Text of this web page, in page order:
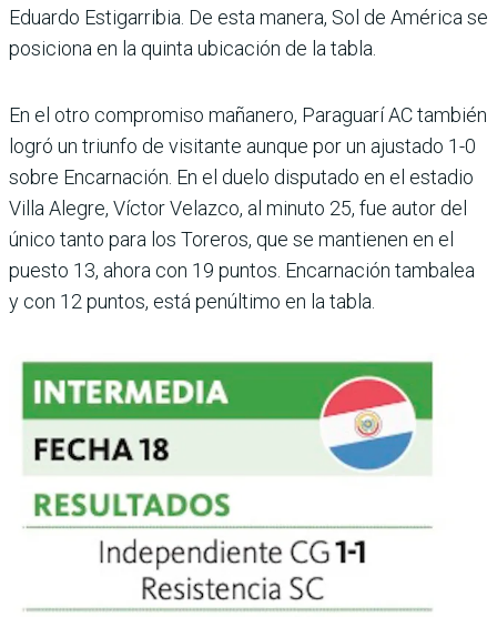
Eduardo Estigarri­bia. De esta manera, Sol de América se
posiciona en la quinta ubicación de la tabla.
En el otro compromiso mañanero, Paraguarí AC también
logró un triunfo de visitante aunque por un ajustado 1-0
sobre Encar­nación. En el duelo dis­putado en el estadio
Villa Alegre, Víctor Velazco, al minuto 25, fue autor del
único tanto para los Tore­ros, que se mantienen en el
puesto 13, ahora con 19 pun­tos. Encarnación tambalea
y con 12 puntos, está penúl­timo en la tabla.